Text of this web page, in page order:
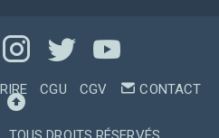
CGU CGV CONTACT